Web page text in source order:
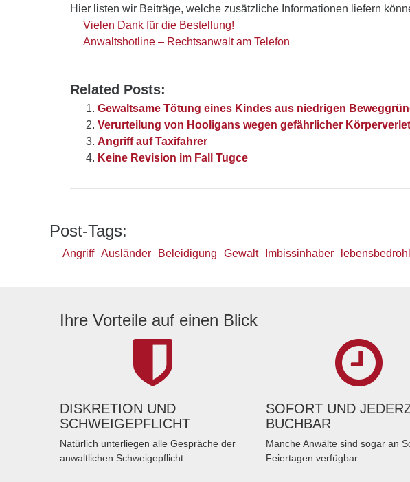
Hier listen wir Beiträge, welche zusätzliche Informationen liefern
Vielen Dank für die Bestellung!
Anwaltshotline – Rechtsanwalt am Telefon
Related Posts:
Gewaltsame Tötung eines Kindes aus niedrigen
Verurteilung von Hooligans wegen gefährlicher
Angriff auf Taxifahrer
Keine Revision im Fall Tugce
Post-Tags:
Angriff Ausländer Beleidigung Gewalt Imbissinhaber
Ihre Vorteile auf einen Blick
DISKRETION UND
SCHWEIGEPFLICHT
Natürlich unterliegen alle Gespräche der
anwaltlichen Schweigepflicht.
SOFORT UND
BUCHBAR
Manche Anwälte sind sogar an
Feiertagen verfügbar.